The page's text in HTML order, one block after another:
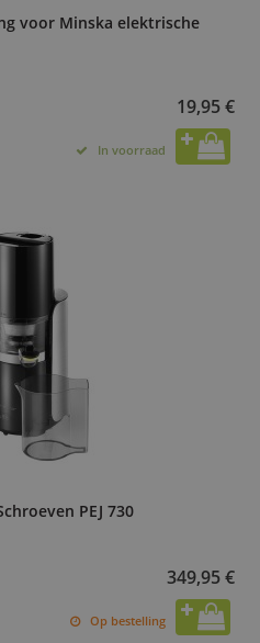
voor Minska elektrische
19,95 €
In voorraad
PEJ 730
349,95 €
Op bestelling